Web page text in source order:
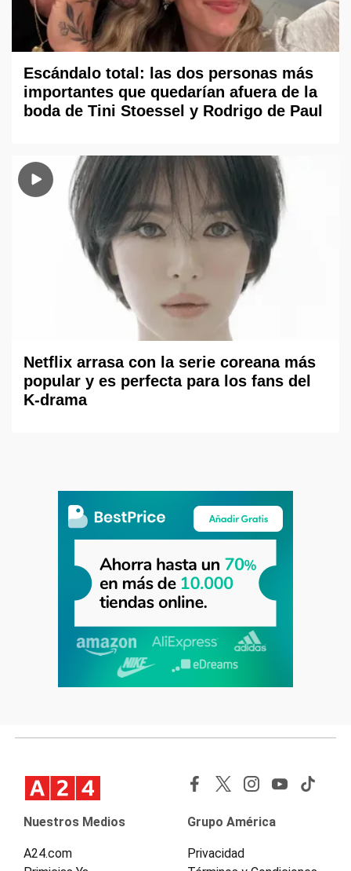
Escándalo total: las dos personas más
importantes que quedarían afuera de la
boda de Tini Stoessel y Rodrigo de Paul
Netflix arrasa con la serie coreana más
popular y es perfecta para los fans del
K-drama
Nuestros Medios
A24.com
Grupo América
Privacidad